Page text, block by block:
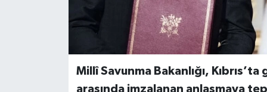
Millî Savunma Bakanlığı,
arasında imzalanan anlaşmaya